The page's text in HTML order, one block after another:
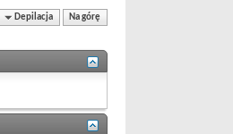
Depilacja Na górę